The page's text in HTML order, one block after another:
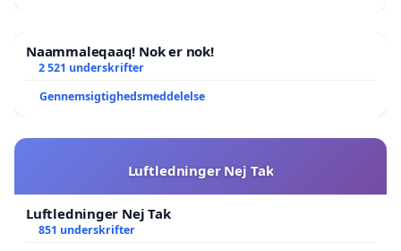
Naammaleqaaq! Nok er nok!
2 521 underskrifter
Gennemsigtighedsmeddelelse
Luftledninger Nej Tak
Luftledninger Nej Tak
851 underskrifter